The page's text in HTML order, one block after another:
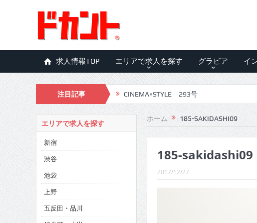
求人情報TOP エリアで求人を探す グラビア イ
注目記事 CINEMA×STYLE 293号
CINEMA×STYLE 292号
CINEMA×STYLE 291号
CINEMA×STYLE 290号
CINEMA×STYLE 289号
CINEMA×STYLE 288号
ホーム 185-SAKIDASHI09
185-sakidashi09
2017/12/27
エリアで求人を探す
新宿
渋谷
池袋
上野
五反田・品川